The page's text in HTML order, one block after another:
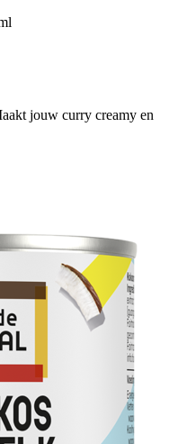
jouw curry creamy en